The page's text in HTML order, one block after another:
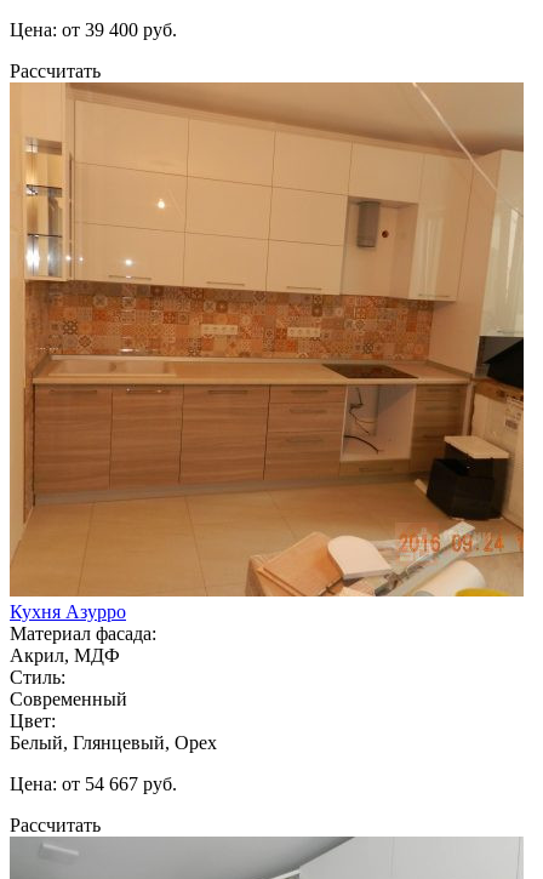
Цена: от 39 400 руб.
Рассчитать
Кухня Азурро
Материал фасада:
Акрил, МДФ
Стиль:
Современный
Цвет:
Белый, Глянцевый, Орех
Цена: от 54 667 руб.
Рассчитать